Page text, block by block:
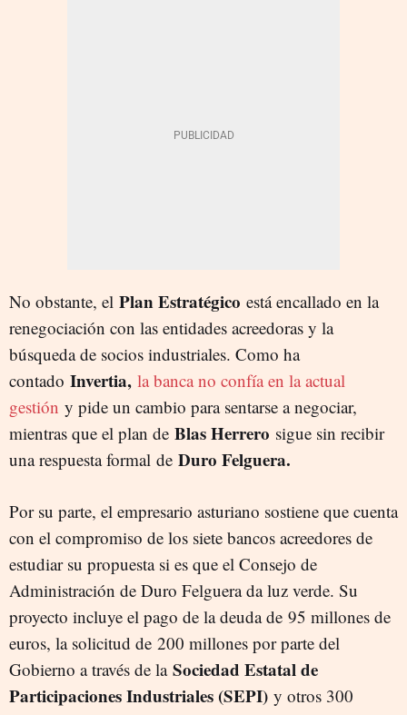
No obstante, el Plan Estratégico está encallado en la
renegociación con las entidades acreedoras y la
búsqueda de socios industriales. Como ha
contado Invertia, la banca no confía en la actual
gestión y pide un cambio para sentarse a negociar,
mientras que el plan de Blas Herrero sigue sin recibir
una respuesta formal de Duro Felguera.
Por su parte, el empresario asturiano sostiene que cuenta
con el compromiso de los siete bancos acreedores de
estudiar su propuesta si es que el Consejo de
Administración de Duro Felguera da luz verde. Su
proyecto incluye el pago de la deuda de 95 millones de
euros, la solicitud de 200 millones por parte del
Gobierno a través de la Sociedad Estatal de
Participaciones Industriales (SEPI) y otros 300